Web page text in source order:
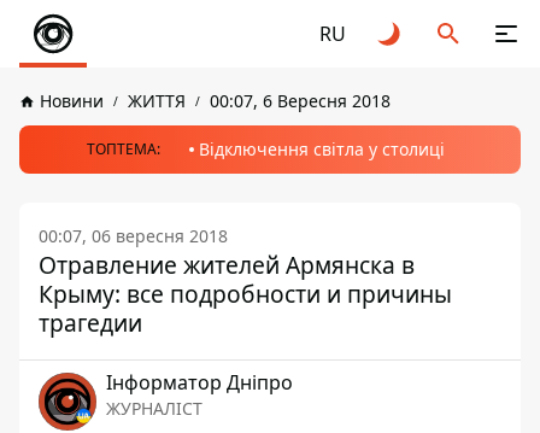
RU
Новини ЖИТТЯ 00:07, 6 Вересня 2018
ТОПТЕМА: Відключення світла у столиці
00:07, 06 вересня 2018
Отравление жителей Армянска в
Крыму: все подробности и причины
трагедии
Інформатор Дніпро
ЖУРНАЛІСТ